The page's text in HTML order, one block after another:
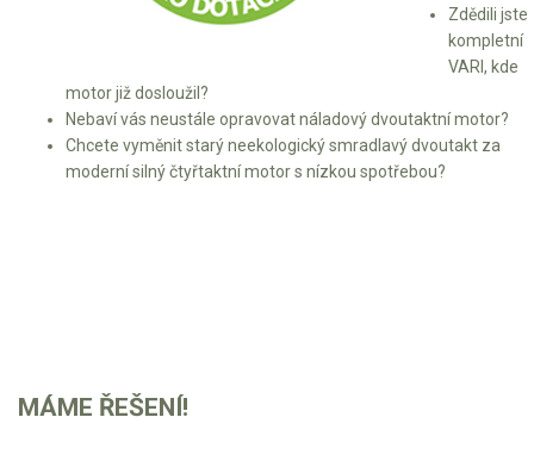
Elektrické tříkolky
Elektrické tříkolky pro seniory
Elektrické tříkolky pracovní
Náhradní díly pro křovinořezy
Zdědili jste
kompletní
VARI, kde
motor již dosloužil?
Nebaví vás neustále opravovat náladový dvoutaktní motor?
Chcete vyměnit starý neekologický smradlavý dvoutakt za
moderní silný čtyřtaktní motor s nízkou spotřebou?
MÁME ŘEŠENÍ!